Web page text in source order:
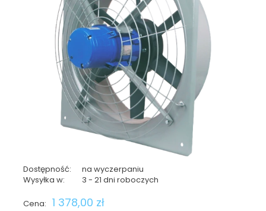
Dostępność:
na wyczerpaniu
Wysyłka w:
3 - 21 dni roboczych
Cena: 1 378,00 zł